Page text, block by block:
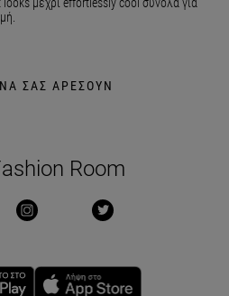
ΣΑΣ ΑΡΕΣΟΥΝ
Room